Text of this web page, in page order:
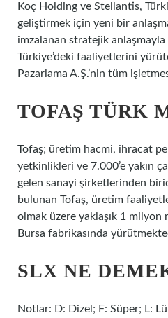
Koç Holding ve Stellantis,
geliştirmek için yeni bir
imzalanan stratejik anlaşmayla
Türkiye’deki faaliyetlerini
Pazarlama A.Ş.’nin tüm
TOFAŞ TÜRK
Tofaş; üretim hacmi, ihracat
yetkinlikleri ve 7.000’e yakın
gelen sanayi şirketlerinden
bulunan Tofaş, üretim
olmak üzere yaklaşık 1 milyon
Bursa fabrikasında
SLX NE
Notlar: D: Dizel; F: Süper; L: